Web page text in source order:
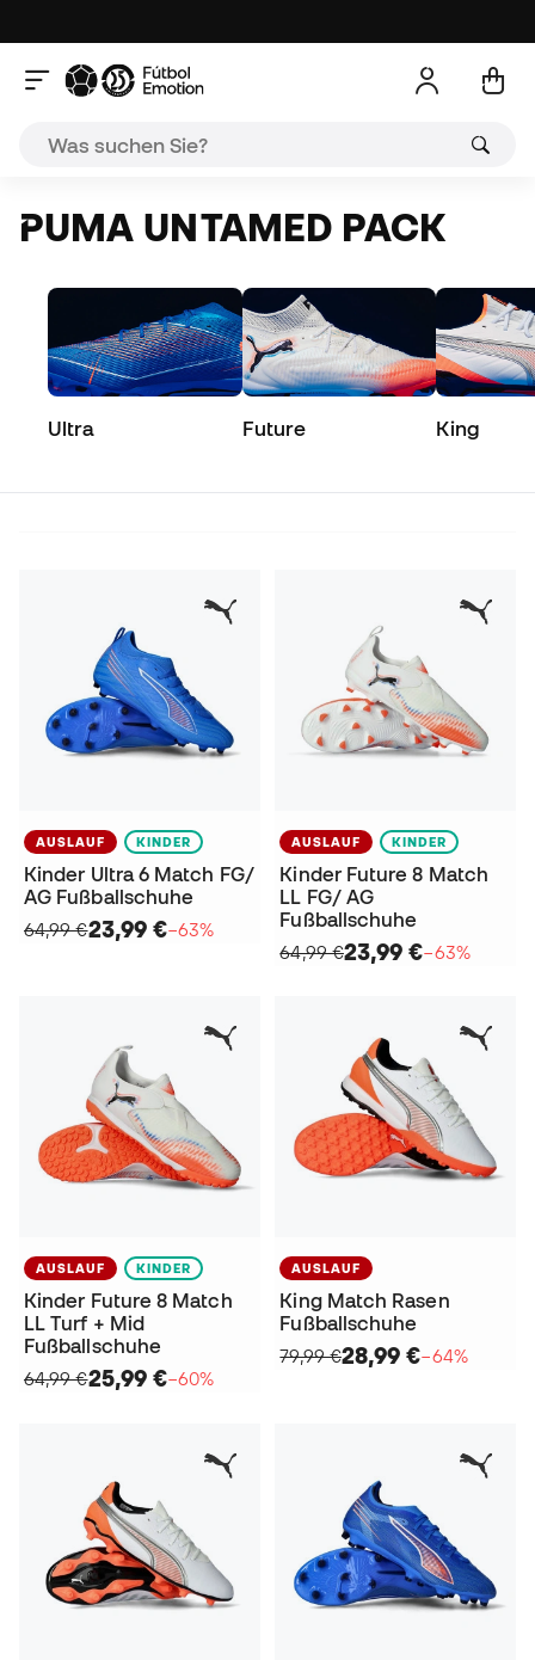
PUMA UNTAMED PACK
Ultra Future King
AUSLAUF KINDER
Kinder Ultra 6 Match FG/
AG Fußballschuhe
64,99 €23,99 €−63%
AUSLAUF KINDER
Kinder Future 8 Match
LL FG/ AG
Fußballschuhe
64,99 €23,99 €−63%
AUSLAUF KINDER
Kinder Future 8 Match
LL Turf + Mid
Fußballschuhe
64,99 €25,99 €−60%
AUSLAUF
King Match Rasen
Fußballschuhe
79,99 €28,99 €−64%